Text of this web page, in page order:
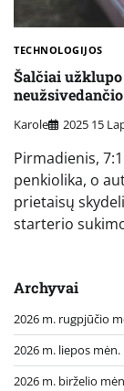
TECHNOLOGIJOS
Šalčiai
Karole 2025 15
Pirmadienis,
penkiolika, o
prietaisų
starterio
Archyvai
2026 m. rugpjūčio
2026 m. liepos mėn.
2026 m. birželio